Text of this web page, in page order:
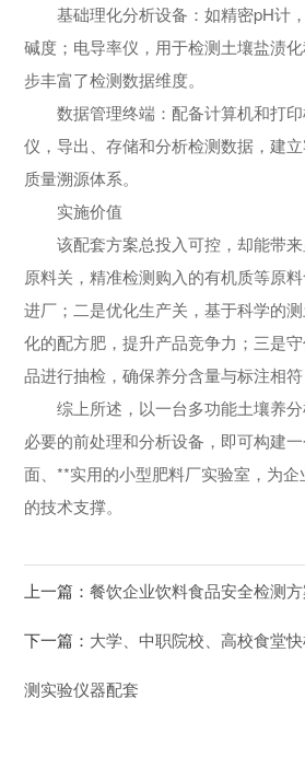
基础理化分析设备：如精密pH计
碱度；电导率仪，用于检测土壤盐渍
步丰富了检测数据维度。
数据管理终端：配备计算机和打
仪，导出、存储和分析检测数据，建
质量溯源体系。
实施价值
该配套方案总投入可控，却能带
原料关，精准检测购入的有机质等原
进厂；二是优化生产关，基于科学的
化的配方肥，提升产品竞争力；三是
品进行抽检，确保养分含量与标注相符
综上所述，以一台多功能土壤养
必要的前处理和分析设备，即可构建
面、**实用的小型肥料厂实验室，为
的技术支撑。
上一篇：餐饮企业饮料食品安全检测
下一篇： 大学、中职院校、高校食堂
测实验仪器配套